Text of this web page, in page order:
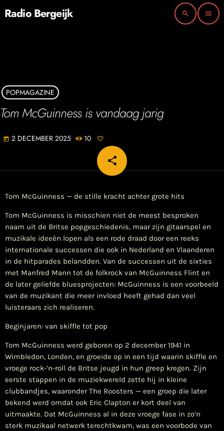
Radio Bergeijk search menu
POPMAGAZINE
Tom McGuinness is vandaag jarig
today 2 DECEMBER 2025 10
share
email
Tom McGuinness — de stille kracht achter grote hits
Tom McGuinness is misschien niet de meest besproken
naam uit de Britse popgeschiedenis, maar zijn gitaarspel en
muzikale ideeën lopen als een rode draad door een reeks
internationale successen die ook in Nederland en Vlaanderen
in de hitparades belandden. Van de successen uit de sixties
met Manfred Mann tot de folkrock van McGuinness Flint en
de later geliefde bluesprojecten: McGuinness is een voorbeeld
van de muzikant die meer invloed heeft gehad dan veel
luisteraars zich realiseren.
Beginjaren: van skiffle tot pop
Tom McGuinness werd geboren op 2 december 1941 in
Wimbledon, Londen, en groeide op in een tijd waarin skiffle en
vroege rock-’n-roll de Britse jeugd in hun greep kregen. Zijn
eerste stappen in de muziekwereld zette hij in kleine
clubbandjes, waaronder The Roosters — een groep die later
bekend werd omdat ook Eric Clapton er kort deel van
uitmaakte. Dat McGuinness al in deze vroege fase in zo’n
sterk muzikaal netwerk terechtkwam, was een voorbode van